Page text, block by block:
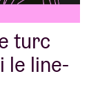
turc
le line-